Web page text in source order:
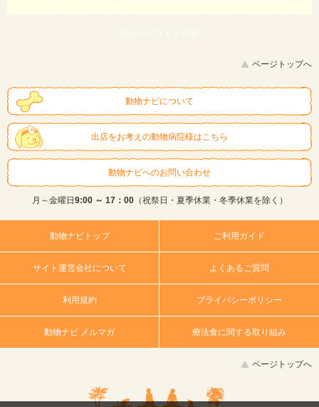
スマートフォン |
ページトップへ
動物ナビについて
出店をお考えの動物病院様はこちら
動物ナビへのお問い合わせ
月～金曜日9:00 ～ 17：00（祝祭日・夏季休業・冬季休業を除く）
動物ナビトップ ご利用ガイド
サイト運営会社について よくあるご質問
利用規約 プライバシーポリシー
動物ナビ メルマガ 療法食に関する取り組み
ページトップへ